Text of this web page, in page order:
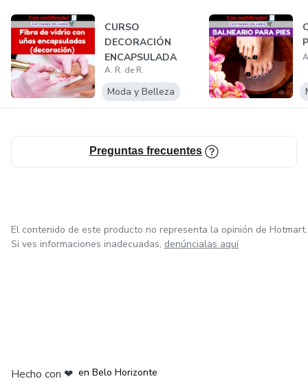
CURSO
DECORACIÓN
ENCAPSULADA
A. R. de R.
Moda y Belleza
Preguntas frecuentes
El contenido de este producto no representa la opinión de Hotmart.
Si ves informaciones inadecuadas, denúncialas aquí
Hecho con ❤ en Belo Horizonte